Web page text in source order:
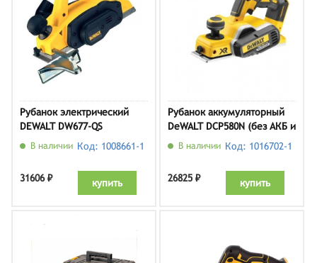
Рубанок электрический
DEWALT DW677-QS
В наличии Код: 1008661-1
31606 ₽ купить
Рубанок аккумуляторный
DeWALT DCP580N (без АКБ и
ЗУ)В наличии Код: 1016702-1
26825 ₽ купить